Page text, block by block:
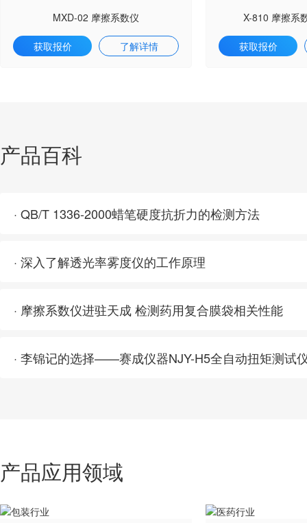
MXD-02 摩擦系数仪
获取报价 了解详情
X-810 摩擦系
获取报价
产品百科
· QB/T 1336-2000蜡笔硬度抗折力的检测方法
· 深入了解透光率雾度仪的工作原理
· 摩擦系数仪进驻天成 检测药用复合膜袋相关性能
· 李锦记的选择——赛成仪器NJY-H5全自动扭矩测试
产品应用领域